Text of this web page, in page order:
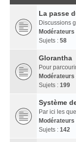
La passe
Discussions
Modérateurs
Sujets : 58
Glorantha
Pour
Modérateurs
Sujets : 199
Système
Par ici les
Modérateurs
Sujets : 142